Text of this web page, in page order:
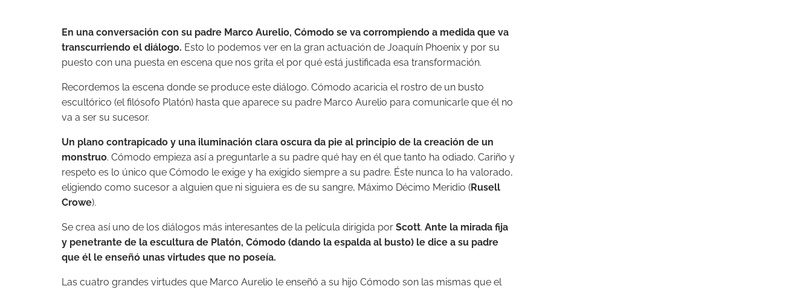
En una conversación con su padre Marco Aurelio, Cómodo se va corrompiendo a medida que va
transcurriendo el diálogo. Esto lo podemos ver en la gran actuación de Joaquín Phoenix y por su
puesto con una puesta en escena que nos grita el por qué está justificada esa transformación.
Recordemos la escena donde se produce este diálogo. Cómodo acaricia el rostro de un busto
escultórico (el filósofo Platón) hasta que aparece su padre Marco Aurelio para comunicarle que él no
va a ser su sucesor.
Un plano contrapicado y una iluminación clara oscura da pie al principio de la creación de un
monstruo. Cómodo empieza así a preguntarle a su padre qué hay en él que tanto ha odiado. Cariño y
respeto es lo único que Cómodo le exige y ha exigido siempre a su padre. Éste nunca lo ha valorado,
eligiendo como sucesor a alguien que ni siguiera es de su sangre, Máximo Décimo Meridio (Rusell
Crowe).
Se crea así uno de los diálogos más interesantes de la película dirigida por Scott. Ante la mirada fija
y penetrante de la escultura de Platón, Cómodo (dando la espalda al busto) le dice a su padre
que él le enseñó unas virtudes que no poseía.
Las cuatro grandes virtudes que Marco Aurelio le enseñó a su hijo Cómodo son las mismas que el